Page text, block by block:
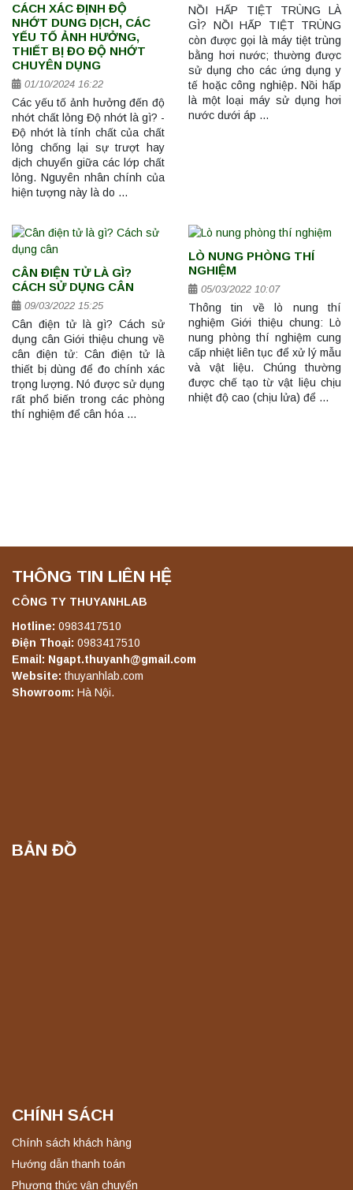
CÁCH XÁC ĐỊNH ĐỘ
NHỚT DUNG DỊCH, CÁC
YẾU TỐ ẢNH HƯỞNG,
THIẾT BỊ ĐO ĐỘ NHỚT
CHUYÊN DỤNG
01/10/2024 16:22
Các yếu tố ảnh hưởng đến độ
nhớt chất lỏng Độ nhớt là gì? -
Độ nhớt là tính chất của chất
lỏng chống lại sự trượt hay
dịch chuyển giữa các lớp chất
lỏng. Nguyên nhân chính của
hiện tượng này là do …
NỒI HẤP TIỆT TRÙNG LÀ
GÌ? NỒI HẤP TIỆT TRÙNG
còn được gọi là máy tiệt trùng
bằng hơi nước; thường được
sử dụng cho các ứng dụng y
tế hoặc công nghiệp. Nồi hấp
là một loại máy sử dụng hơi
nước dưới áp …
CÂN ĐIỆN TỬ LÀ GÌ?
CÁCH SỬ DỤNG CÂN
09/03/2022 15:25
Cân điện tử là gì? Cách sử
dụng cân Giới thiệu chung về
cân điện tử: Cân điện tử là
thiết bị dùng để đo chính xác
trọng lượng. Nó được sử dụng
rất phổ biến trong các phòng
thí nghiệm để cân hóa …
LÒ NUNG PHÒNG THÍ
NGHIỆM
05/03/2022 10:07
Thông tin về lò nung thí
nghiệm Giới thiệu chung: Lò
nung phòng thí nghiệm cung
cấp nhiệt liên tục để xử lý mẫu
và vật liệu. Chúng thường
được chế tạo từ vật liệu chịu
nhiệt độ cao (chịu lửa) để …
THÔNG TIN LIÊN HỆ
CÔNG TY THUYANHLAB
Hotline: 0983417510
Điện Thoại: 0983417510
Email: Ngapt.thuyanh@gmail.com
Website: thuyanhlab.com
Showroom: Hà Nội.
BẢN ĐỒ
CHÍNH SÁCH
Chính sách khách hàng
Hướng dẫn thanh toán
Phương thức vận chuyển